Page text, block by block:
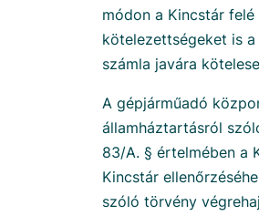
módon a Kincstár
kötelezettségeket is
számla javára
A gépjárműadó
államháztartásról
83/A. § értelmében a
Kincstár
szóló törvény